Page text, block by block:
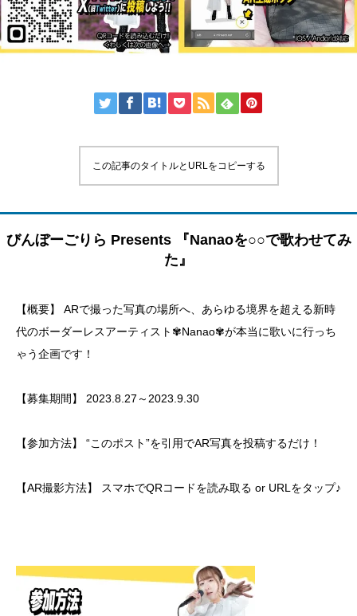
この記事のタイトルとURLをコピーする
びんぼーごりら Presents 『Nanaoを○○で歌わせてみ
た』
【概要】 ARで撮った写真の場所へ、あらゆる境界を超える新時
代のボーダーレスアーティスト✾Nanao✾が本当に歌いに行っち
ゃう企画です！
【募集期間】 2023.8.27～2023.9.30
【参加方法】 “このポスト”を引用でAR写真を投稿するだけ！
【AR撮影方法】 スマホでQRコードを読み取る or URLをタップ♪